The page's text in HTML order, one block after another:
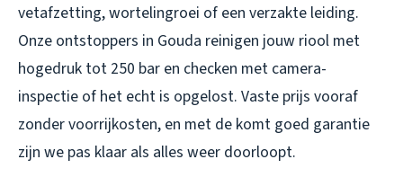
vetafzetting, wortelingroei of een verzakte leiding.
Onze ontstoppers in Gouda reinigen jouw riool met
hogedruk tot 250 bar en checken met camera-
inspectie of het echt is opgelost. Vaste prijs vooraf
zonder voorrijkosten, en met de komt goed garantie
zijn we pas klaar als alles weer doorloopt.